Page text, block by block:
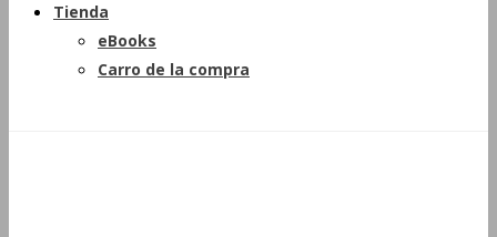
Tienda
eBooks
Carro de la compra